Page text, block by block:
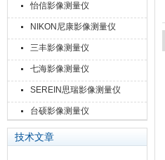
怡信影像测量仪
NIKON尼康影像测量仪
三丰影像测量仪
七海影像测量仪
SEREIN思瑞影像测量仪
台硕影像测量仪
技术文章